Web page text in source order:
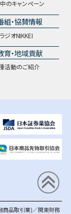
のキャンペーン
組・協賛情報
ラジオNIKKEI
育・地域貢献
活動のご紹介
商品取引業)／関東財務